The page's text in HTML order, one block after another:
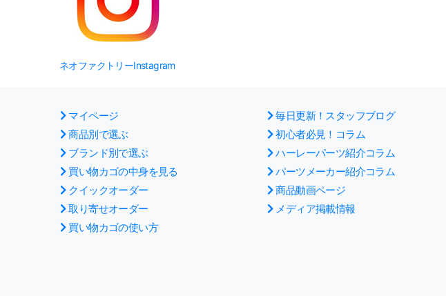
ネオファクトリーInstagram
マイページ
商品別で選ぶ
ブランド別で選ぶ
買い物カゴの中身を見る
クイックオーダー
取り寄せオーダー
買い物カゴの使い方
毎日更新！スタッフブログ
初心者必見！コラム
ハーレーパーツ紹介コラム
パーツメーカー紹介コラム
商品動画ページ
メディア掲載情報